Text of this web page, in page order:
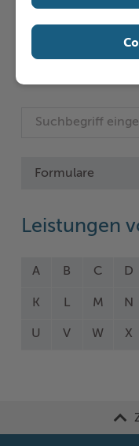
Seite auswählen
Formulare
Leistungen
A B C D
K L M N
U V W X